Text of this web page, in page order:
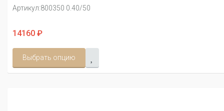
Артикул:800350 0.40/50
14160 ₽
Выбрать опцию